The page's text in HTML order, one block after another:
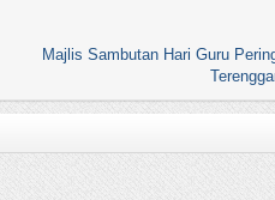
Majlis Sambutan Hari Guru